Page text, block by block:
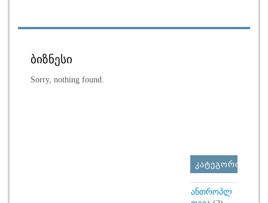
ᲑᲘᲖᲜᲔᲡᲘ
Sorry, nothing found.
ᲙᲐᲢᲔᲒᲝᲠᲘᲔᲑᲘ
ანთროპლ